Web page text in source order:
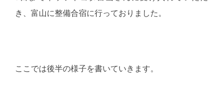
き、富山に整備合宿に行っておりました。
ここでは後半の様子を書いていきます。